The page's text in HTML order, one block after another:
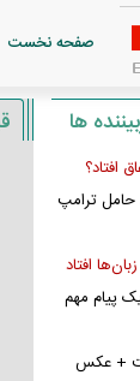
صفحه نخست
ها
افتاد؟
حامل ترامپ
افتاد
پیام مهم
+ عکس